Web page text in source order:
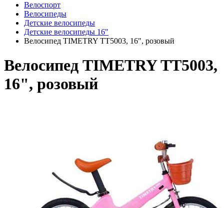
Велоспорт
Велосипеды
Детские велосипеды
Детские велосипеды 16"
Велосипед TIMETRY TT5003, 16", розовый
Велосипед TIMETRY TT5003,
16", розовый